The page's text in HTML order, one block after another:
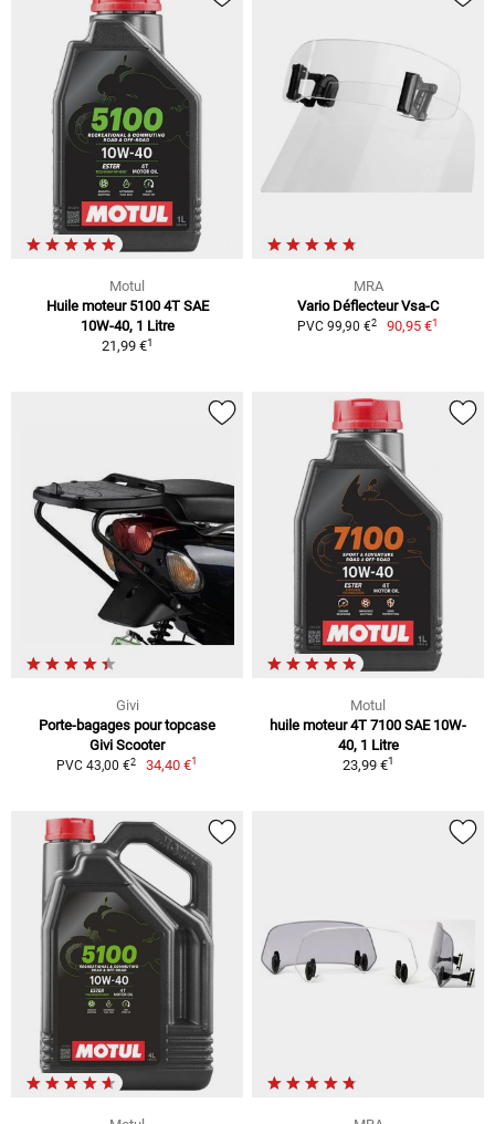
Motul
Huile moteur 5100 4T SAE
10W-40, 1 Litre
21,99 €1
MRA
Vario Déflecteur Vsa-C
PVC 99,90 €2 90,95 €1
Givi
Porte-bagages pour topcase
Givi Scooter
PVC 43,00 €2 34,40 €1
Motul
huile moteur 4T 7100 SAE 10W-
40, 1 Litre
23,99 €1